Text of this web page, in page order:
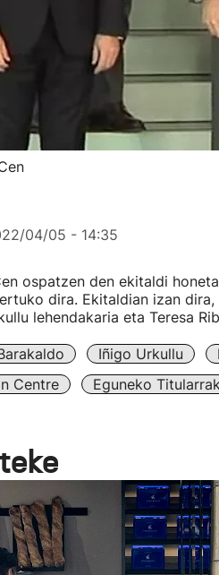
04/05 - 14:35
ospatzen den ekitaldi
dira. Ekitaldian izan
lehendakaria eta Teresa
Iñigo Urkullu
Centre
Eguneko